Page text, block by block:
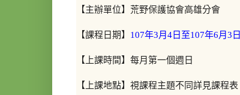
【主辦單位】荒野保護協會高雄分會
【課程日期】 107年3月4日至107年6月3日
【上課時間】每月第一個週日
【上課地點】視課程主題不同詳見課程表